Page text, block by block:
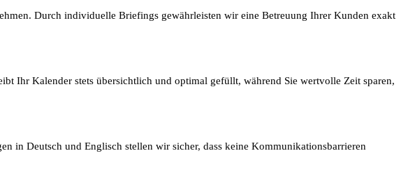
Durch individuelle Briefings gewährleisten wir eine Betreuung Ihrer Kunden exakt
Ihr Kalender stets übersichtlich und optimal gefüllt, während Sie wertvolle Zeit sparen,
in Deutsch und Englisch stellen wir sicher, dass keine Kommunikationsbarrieren